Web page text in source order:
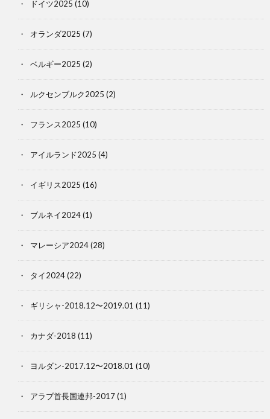
ドイツ2025 (10)
オランダ2025 (7)
ベルギー2025 (2)
ルクセンブルク2025 (2)
フランス2025 (10)
アイルランド2025 (4)
イギリス2025 (16)
ブルネイ2024(1)
マレーシア2024(28)
タイ2024(22)
ギリシャ-2018.12〜2019.01 (11)
カナダ-2018 (11)
ヨルダン-2017.12〜2018.01 (10)
アラブ首長国連邦-2017(1)